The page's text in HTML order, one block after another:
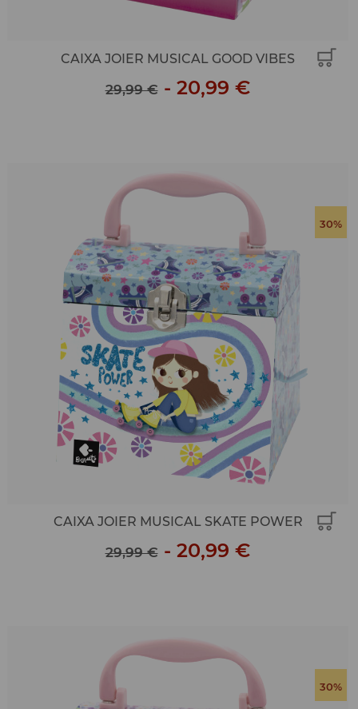
CAIXA JOIER MUSICAL GOOD VIBES
29,99 €- 20,99 €
30%
CAIXA JOIER MUSICAL SKATE POWER
29,99 €- 20,99 €
30%